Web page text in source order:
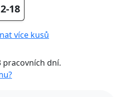
18
více kusů
pracovních dní.